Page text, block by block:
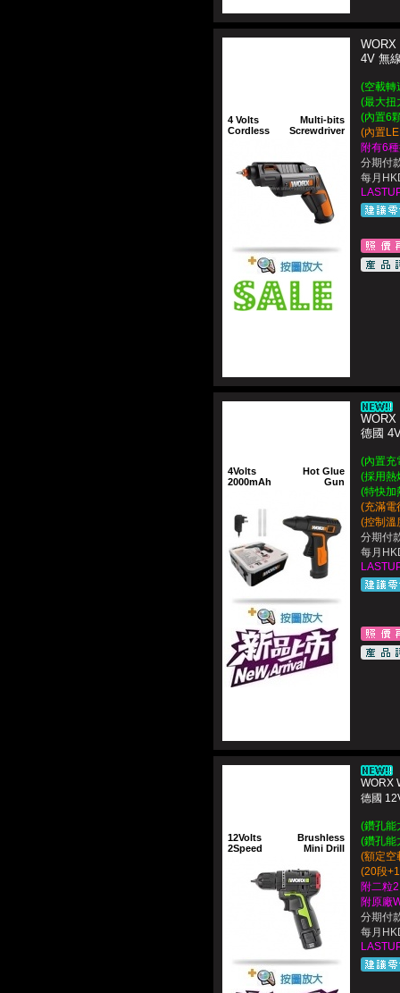
4 Volts
Cordless
Multi-bits
Screwdriver
WORX
4V 無
(空載轉
(最大扭
(內置6
(內置
附有6
分期付
每月
4Volts
2000mAh
Hot Glue
Gun
WORX
德國
(內置充
(採用熱
(特快加
(充滿電
(控制溫
分期付
每月
12Volts
2Speed
Brushless
Mini Drill
WORX
德國
(鑽孔能
(鑽孔能
(額定空
(20段
附二粒
附原廠
分期付
每月